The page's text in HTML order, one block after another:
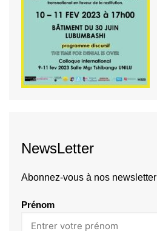
NewsLetter
Abonnez-vous à nos newsletter
Prénom